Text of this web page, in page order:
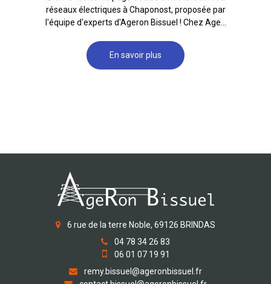
réseaux électriques à Chaponost, proposée par
l'équipe d'experts d'Ageron Bissuel ! Chez Age...
En savoir plus
6 rue de la terre Noble, 69126 BRINDAS
04 78 34 26 83
06 01 07 19 91
remy.bissuel@ageronbissuel.fr